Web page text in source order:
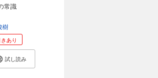
常識
樹
あり
試し読み